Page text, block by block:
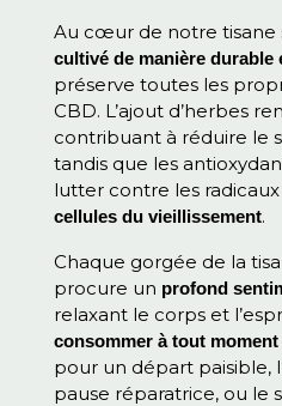
Au cœur de notre tisane
cultivé de manière durable
préserve toutes les
CBD. L’ajout d’herbes
contribuant à réduire le
tandis que les
lutter contre les
cellules du vieillissement.
Chaque gorgée de la
procure un profond
relaxant le corps et
consommer à tout
pour un départ paisible,
pause réparatrice, ou le